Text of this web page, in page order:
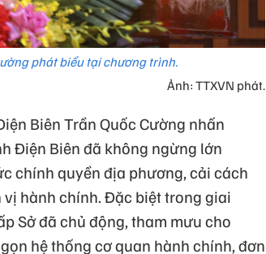
phát biểu tại chương trình.
Ảnh: TTXVN phát.
Biên Trần Quốc Cường nhấn
Điện Biên đã không ngừng lớn
chính quyền địa phương, cải cách
vị hành chính. Đặc biệt trong giai
Sở đã chủ động, tham mưu cho
hệ thống cơ quan hành chính, đơn